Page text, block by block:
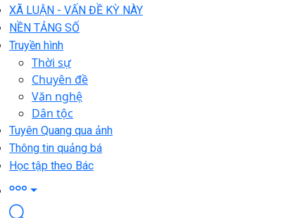
XÃ LUẬN - VẤN ĐỀ KỲ NÀY
NỀN TẢNG SỐ
Truyền hình
Thời sự
Chuyên đề
Văn nghệ
Dân tộc
Tuyên Quang qua ảnh
Thông tin quảng bá
Học tập theo Bác